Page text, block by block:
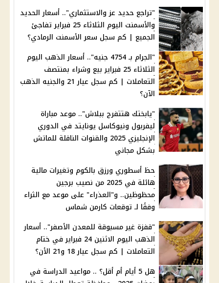
"تراجع حديد عز والاستثماري".. أسعار الحديد
والأسمنت اليوم الثلاثاء 25 فبراير تفاجئ
الجميع | كم سجل سعر الأسمنت الرمادي؟
"الجرام بـ 4754 جنيه".. أسعار الذهب اليوم
الثلاثاء 25 فبراير بيع وشراء بمنتصف
التعاملات | كم سجل عيار 21 والجنيه الذهب
الآن؟
"يابختك هتتفرج ببلاش".. موعد مباراة
ليفربول ونيوكاسل يونايتد في الدوري
الإنجليزي 2025 والقنوات الناقلة للماتش
بشكل مجاني
حظ أسطوري ورزق بالكوم وتغيرات مالية
هائلة في 2025 من نصيب برجين
محظوظين.. و"العذراء" على موعد مع الثراء
وفقًا لـ توقعات كارمن شماس
"قفزة غير مسبوقة للمعدن الأصفر".. أسعار
الذهب اليوم الاثنين 24 فبراير في ختام
التعاملات | كم سجل عيار 18 و21 الأن؟
هل 5 أيام أم أقل؟ .. مواعيد الدراسة في